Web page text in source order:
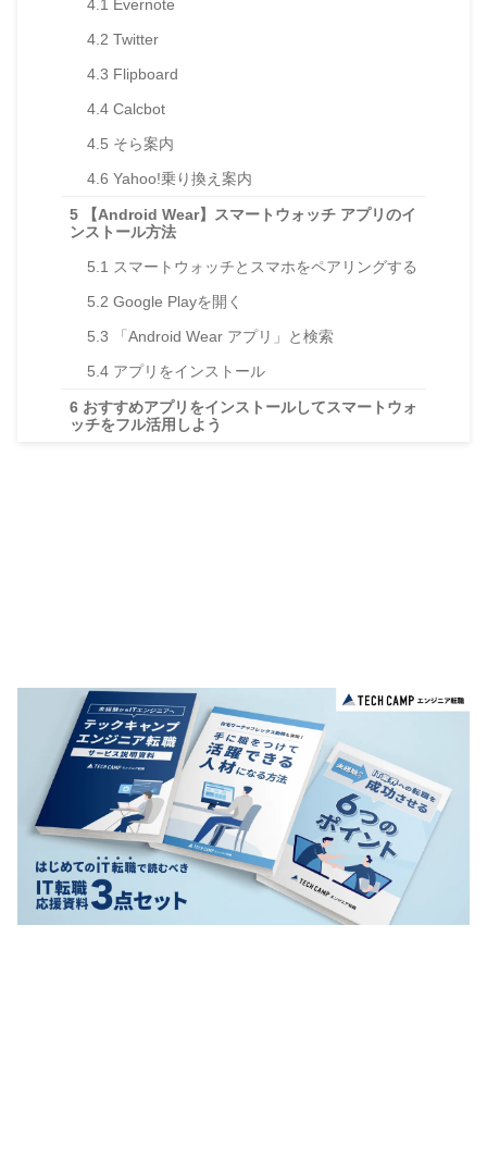
4.1 Evernote
4.2 Twitter
4.3 Flipboard
4.4 Calcbot
4.5 そら案内
4.6 Yahoo!乗り換え案内
5 【Android Wear】スマートウォッチ アプリのイ
ンストール方法
5.1 スマートウォッチとスマホをペアリングする
5.2 Google Playを開く
5.3 「Android Wear アプリ」と検索
5.4 アプリをインストール
6 おすすめアプリをインストールしてスマートウォ
ッチをフル活用しよう